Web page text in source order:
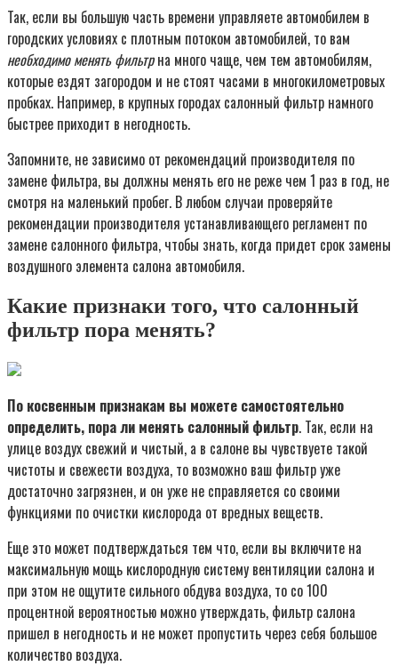
Так, если вы большую часть времени управляете автомобилем в
городских условиях с плотным потоком автомобилей, то вам
необходимо менять фильтрна много чаще, чем тем автомобилям,
которые ездят загородом и не стоят часами в многокилометровых
пробках. Например, в крупных городах салонный фильтр намного
быстрее приходит в негодность.
Запомните, не зависимо от рекомендаций производителя по
замене фильтра, вы должны менять его не реже чем 1 раз в год, не
смотря на маленький пробег. В любом случаи проверяйте
рекомендации производителя устанавливающего регламент по
замене салонного фильтра, чтобы знать, когда придет срок замены
воздушного элемента салона автомобиля.
Какие признаки того, что салонный
фильтр пора менять?
По косвенным признакам вы можете самостоятельно
определить, пора ли менять салонный фильтр. Так, если на
улице воздух свежий и чистый, а в салоне вы чувствуете такой
чистоты и свежести воздуха, то возможно ваш фильтр уже
достаточно загрязнен, и он уже не справляется со своими
функциями по очистки кислорода от вредных веществ.
Еще это может подтверждаться тем что, если вы включите на
максимальную мощь кислородную систему вентиляции салона и
при этом не ощутите сильного обдува воздуха, то со 100
процентной вероятностью можно утверждать, фильтр салона
пришел в негодность и не может пропустить через себя большое
количество воздуха.